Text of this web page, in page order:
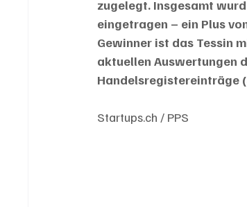
zugelegt. Insgesamt
eingetragen – ein Plus
Gewinner ist das Tessin
aktuellen Auswertungen
Handelsregistereinträge
Startups.ch / PPS